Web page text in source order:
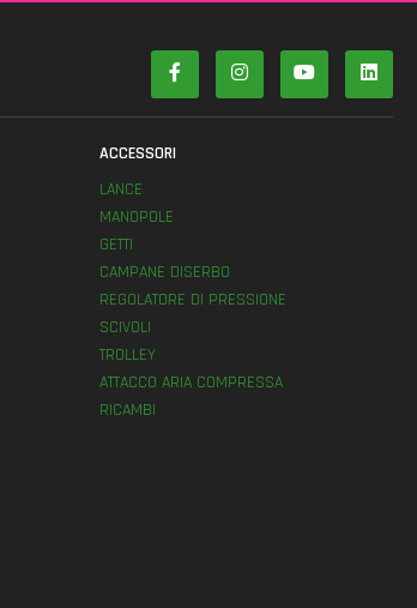
ACCESSORI
LANCE
MANOPOLE
GETTI
CAMPANE DISERBO
REGOLATORE DI PRESSIONE
SCIVOLI
TROLLEY
ATTACCO ARIA COMPRESSA
RICAMBI